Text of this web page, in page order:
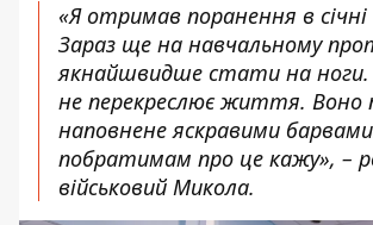
«Я отримав поранення в січні
Зараз ще на навчальному
якнайшвидше стати на ноги.
не перекреслює життя. Воно
наповнене яскравими
побратимам про це кажу», –
військовий Микола.